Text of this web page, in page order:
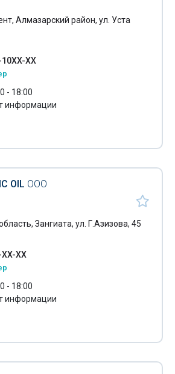
для бутылок
для воды
для рекламы
для фармацевтики
упаковка
жидкости
Алмазарский район, ул. Уста
XX
- 18:00
информации
OIL ООО
Зангиата, ул. Г.Азизова, 45
XX
- 18:00
информации